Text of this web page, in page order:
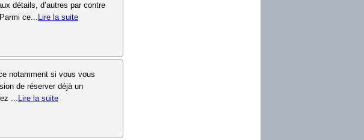
détails, d’autres par contre
ce...Lire la suite
notamment si vous vous
de réserver déjà un
...Lire la suite